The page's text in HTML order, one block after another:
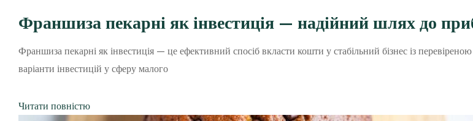
Франшиза пекарні як інвестиція — надійний шлях до
Франшиза пекарні як інвестиція — це ефективний спосіб вкласти кошти у стабільний бізнес із
варіанти інвестицій у сферу малого
Читати повністю